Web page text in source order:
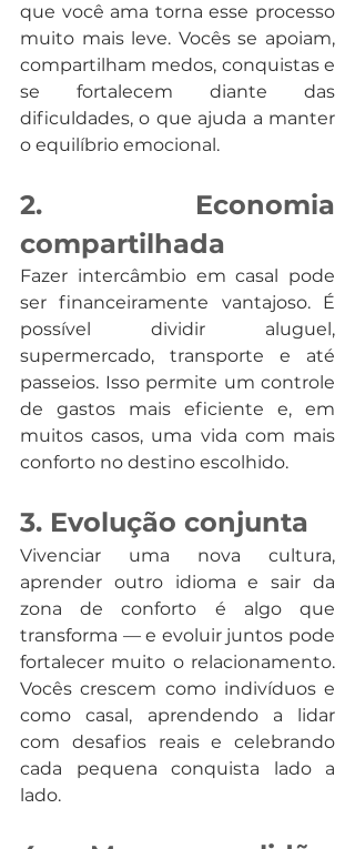
que você ama torna esse processo
muito mais leve. Vocês se apoiam,
compartilham medos, conquistas e
se fortalecem diante das
dificuldades, o que ajuda a manter
o equilíbrio emocional.
2. Economia
compartilhada
Fazer intercâmbio em casal pode
ser financeiramente vantajoso. É
possível dividir aluguel,
supermercado, transporte e até
passeios. Isso permite um controle
de gastos mais eficiente e, em
muitos casos, uma vida com mais
conforto no destino escolhido.
3. Evolução conjunta
Vivenciar uma nova cultura,
aprender outro idioma e sair da
zona de conforto é algo que
transforma — e evoluir juntos pode
fortalecer muito o relacionamento.
Vocês crescem como indivíduos e
como casal, aprendendo a lidar
com desafios reais e celebrando
cada pequena conquista lado a
lado.